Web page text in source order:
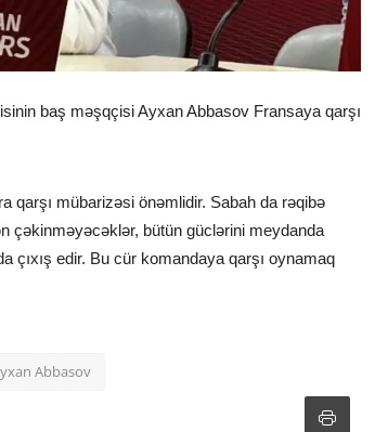
baş məşqçisi Ayxan Abbasov Fransaya qarşı
qarşı mübarizəsi önəmlidir. Sabah da rəqibə
çəkinməyəcəklər, bütün güclərini meydanda
çıxış edir. Bu cür komandaya qarşı oynamaq
Abbasov